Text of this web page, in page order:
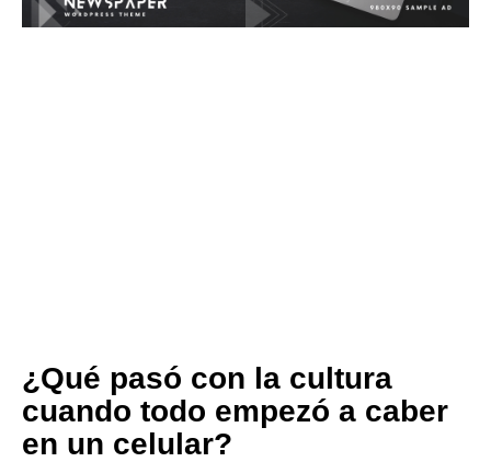
¿Qué pasó con la cultura
cuando todo empezó a caber
en un celular?